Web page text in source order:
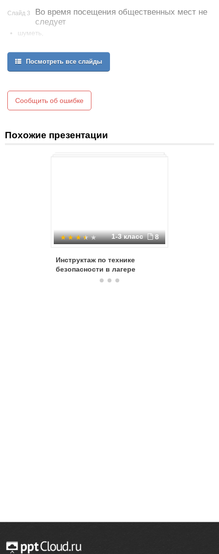
Слайд 3
Во время посещения общественных мест не
следует
шуметь,
затевать игры,
Посмотреть все слайды
Сообщить об ошибке
Похожие презентации
1-3 класс 8
Инструктаж по технике
безопасности в лагере